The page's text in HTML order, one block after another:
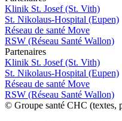
Klinik St. Josef (St. Vith)
St. Nikolaus-Hospital (Eupen)
Réseau de santé Move
RSW (Réseau Santé Wallon)
Partenaires
Klinik St. Josef (St. Vith)
St. Nikolaus-Hospital (Eupen)
Réseau de santé Move
RSW (Réseau Santé Wallon)
© Groupe santé CHC (textes,